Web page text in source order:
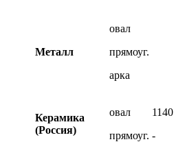
Металл
овал
прямоуг.
арка
Керамика
(Россия)
овал
прямоуг.
1140
-